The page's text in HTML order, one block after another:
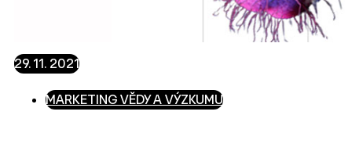
29. 11. 2021
MARKETING VĚDY A VÝZKUMU